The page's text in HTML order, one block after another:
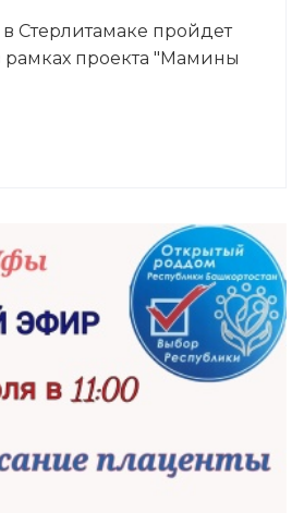
Стерлитамаке пройдет
проекта "Мамины